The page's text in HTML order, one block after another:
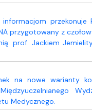
przekonuje
przygotowany z
prof. Jackiem
na nowe warianty
Medycznego.